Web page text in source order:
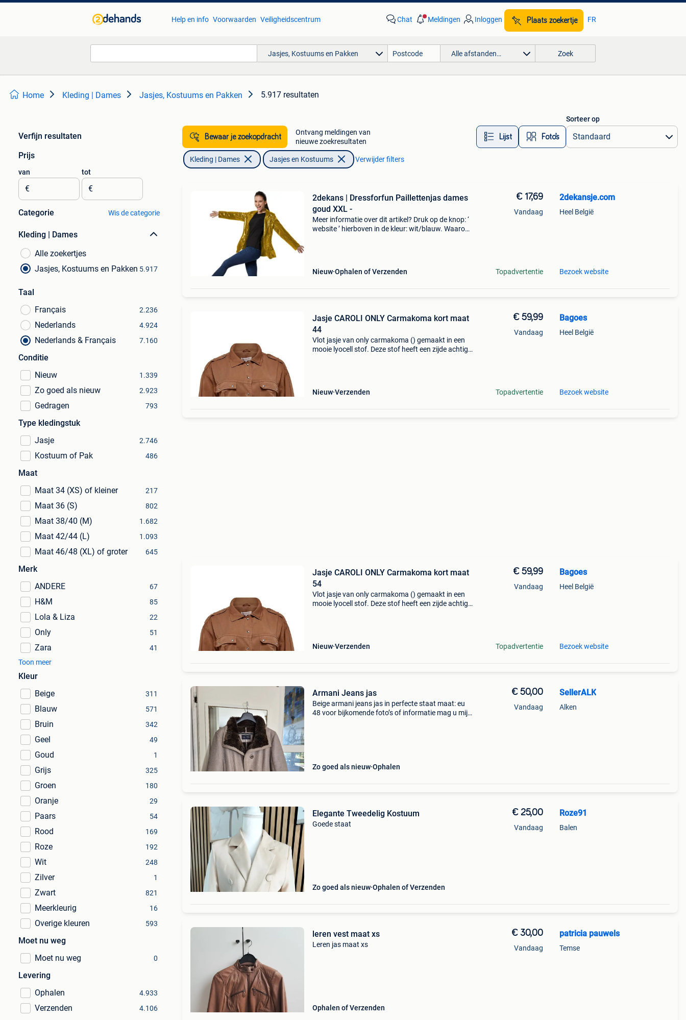
Help en info Voorwaarden Veiligheidscentrum Chat Meldingen Inloggen Plaats zoekertje FR
Jasjes, Kostuums en Pakken Alle afstanden… Zoek
Home Kleding | Dames Jasjes, Kostuums en Pakken 5.917 resultaten
Verfijn resultaten
Prijs
van
€
tot
€
Categorie Wis de categorie
Kleding | Dames
Alle zoekertjes
Jasjes, Kostuums en Pakken 5.917
Taal
Français
2.236
Nederlands 4.924
Nederlands & Français 7.160
Conditie
Nieuw
1.339
Zo goed als nieuw 2.923
Gedragen 793
Type kledingstuk
Jasje
2.746
Kostuum of Pak 486
Maat
Maat 34 (XS) of kleiner
217
Maat 36 (S) 802
Maat 38/40 (M) 1.682
Maat 42/44 (L) 1.093
Maat 46/48 (XL) of groter 645
Merk
ANDERE
67
H&M 85
Lola & Liza 22
Only 51
Zara
41
Toon meer
Kleur
Beige
311
Blauw 571
Bruin 342
Geel 49
Goud 1
Grijs 325
Groen 180
Oranje 29
Paars 54
Rood 169
Roze 192
Wit 248
Zilver 1
Zwart 821
Meerkleurig 16
Overige kleuren 593
Moet nu weg
Moet nu weg
0
Levering
Ophalen
4.933
Verzenden 4.106
Bewaar je zoekopdracht
Ontvang meldingen van
nieuwe zoekresultaten
Lijst Foto’s
Sorteer op
Kleding | Dames Jasjes en Kostuums Verwijder filters
2dekans | Dressforfun Paillettenjas dames
goud XXL -
Meer informatie over dit artikel? Druk op de knop: ‘
website ’ hierboven in de kleur: wit/blauw. Waarom
Nieuw Ophalen of Verzenden
€ 17,69
Vandaag
Topadvertentie
2dekansje.com
Heel België
Bezoek website
Jasje CAROLI ONLY Carmakoma kort maat
44
Vlot jasje van only carmakoma () gemaakt in een
mooie lyocell stof. Deze stof heeft een zijde achtige
Nieuw Verzenden
€ 59,99
Vandaag
Topadvertentie
Bagoes
Heel België
Bezoek website
Jasje CAROLI ONLY Carmakoma kort maat
54
Vlot jasje van only carmakoma () gemaakt in een
mooie lyocell stof. Deze stof heeft een zijde achtige
Nieuw Verzenden
€ 59,99
Vandaag
Topadvertentie
Bagoes
Heel België
Bezoek website
Armani Jeans jas
Beige armani jeans jas in perfecte staat maat: eu
48 voor bijkomende foto’s of informatie mag u mij
Zo goed als nieuw Ophalen
€ 50,00
Vandaag
SellerALK
Alken
Elegante Tweedelig Kostuum
Goede staat
Zo goed als nieuw Ophalen of Verzenden
€ 25,00
Vandaag
Roze91
Balen
leren vest maat xs
Leren jas maat xs
Ophalen of Verzenden
€ 30,00
Vandaag
patricia pauwels
Temse